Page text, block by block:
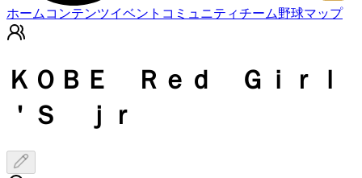
ホーム コンテンツイベント コミュニティチーム野球マップ
ＫＯＢＥ Ｒｅｄ Ｇｉｒｌ
＇Ｓ ｊｒ